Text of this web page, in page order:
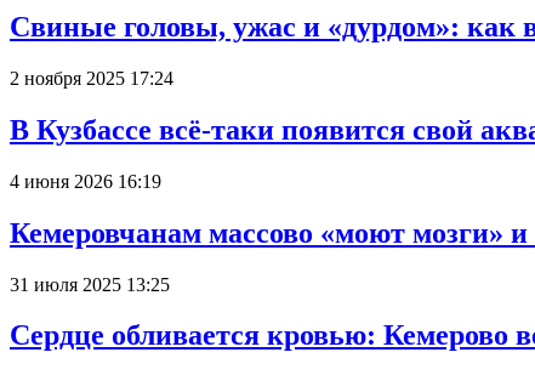
Свиные головы, ужас и «дурдом»: как
2 ноября 2025 17:24
В Кузбассе всё-таки появится свой
4 июня 2026 16:19
Кемеровчанам массово «моют мозги»
31 июля 2025 13:25
Сердце обливается кровью: